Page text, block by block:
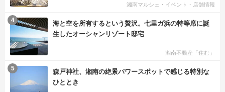
湘南マルシェ・イベント・店舗情報
海と空を所有するという贅沢。七里ガ浜の特等席に誕
生したオーシャンリゾート邸宅
湘南不動産「住む」
4
森戸神社、湘南の絶景パワースポットで感じる特別な
ひととき
5